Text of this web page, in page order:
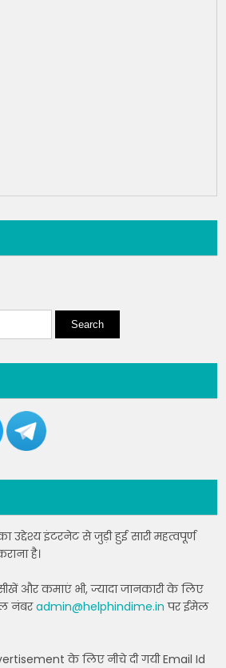
उद्देश्य इंटरनेट से जुड़ी हुई सारी महत्वपूर्ण
है।
और कमाएं भी, ज्यादा जानकारी के लिए
नंबरadmin@helphindime.in पर ईमेल
के लिए नीचे दी गयी Email Id